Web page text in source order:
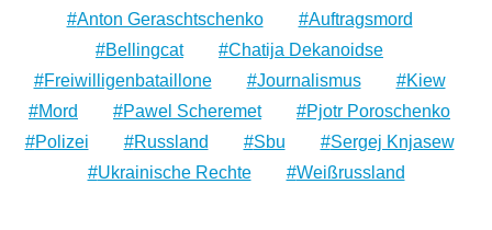
Anton Geraschtschenko
Auftragsmord
Bellingcat
Chatija Dekanoidse
Freiwilligenbataillone
Journalismus
Kiew
Mord
Pawel Scheremet
Pjotr Poroschenko
Polizei
Russland Sbu
Sergej Knjasew
Ukrainische Rechte
Weißrussland